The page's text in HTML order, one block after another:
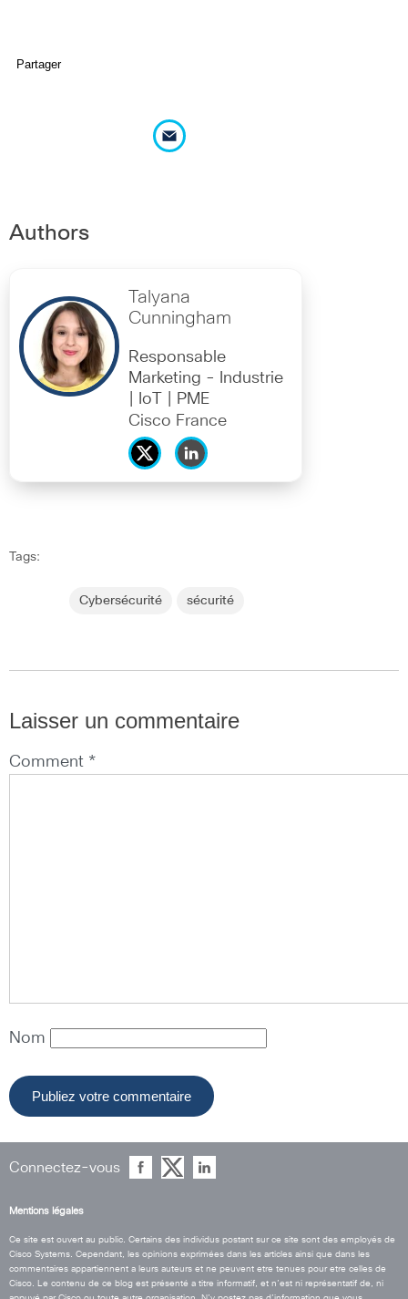
Partager
Authors
Talyana
Cunningham
Responsable
Marketing - Industrie
| IoT | PME
Cisco France
Tags:
Cybersécurité sécurité
Laisser un commentaire
Comment *
Nom
Connectez-vous
Mentions légales
Ce site est ouvert au public. Certains des individus postant sur ce site sont des employés de
Cisco Systems. Cependant, les opinions exprimées dans les articles ainsi que dans les
commentaires appartiennent a leurs auteurs et ne peuvent etre tenues pour etre celles de
Cisco. Le contenu de ce blog est présenté a titre informatif, et n’est ni représentatif de, ni